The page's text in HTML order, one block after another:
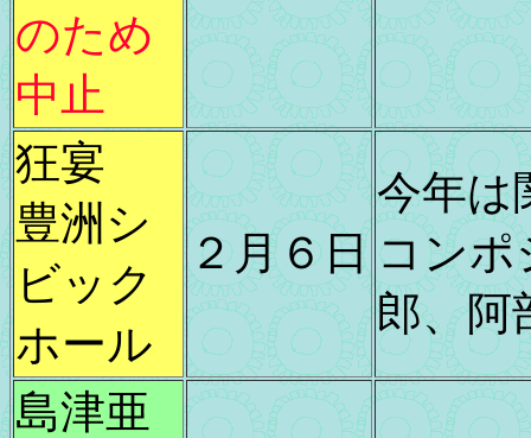
のため
中止
狂宴
豊洲シ
ビック
ホール
２月６日
今年は
コンポ
郎、阿
島津亜